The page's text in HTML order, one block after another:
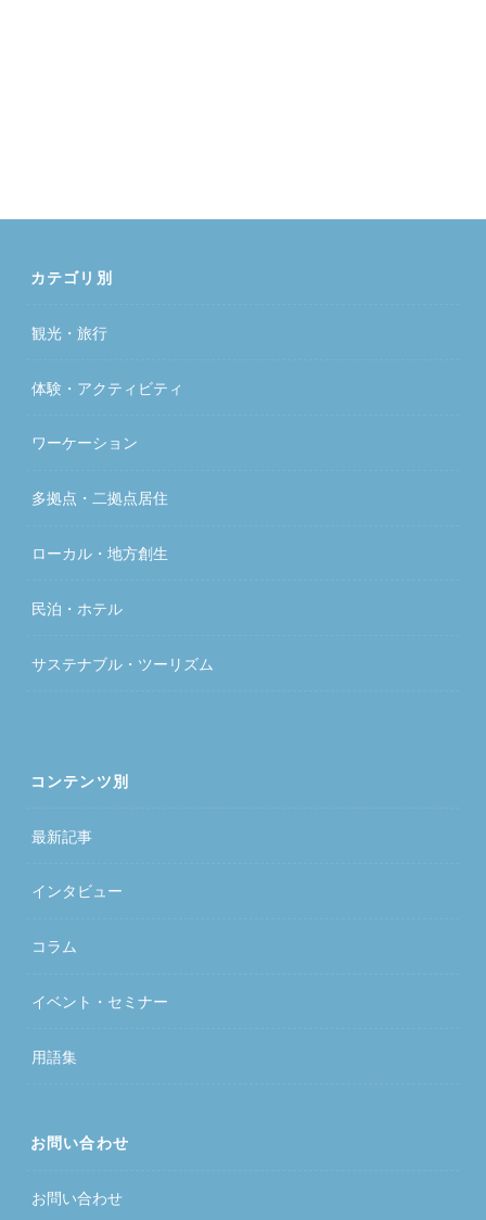
カテゴリ別
観光・旅行
体験・アクティビティ
ワーケーション
多拠点・二拠点居住
ローカル・地方創生
民泊・ホテル
サステナブル・ツーリズム
コンテンツ別
最新記事
インタビュー
コラム
イベント・セミナー
用語集
お問い合わせ
お問い合わせ